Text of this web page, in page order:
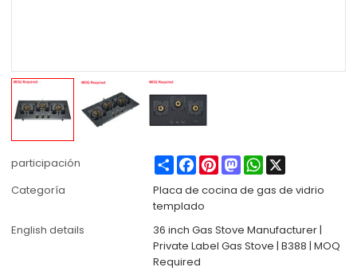
participación ShareFacebook
PinterestMastodonWhatsApp
Categoría
Placa de cocina de gas de vidrio
templado
English details
36 inch Gas Stove Manufacturer |
Private Label Gas Stove | B388 | MOQ
Required